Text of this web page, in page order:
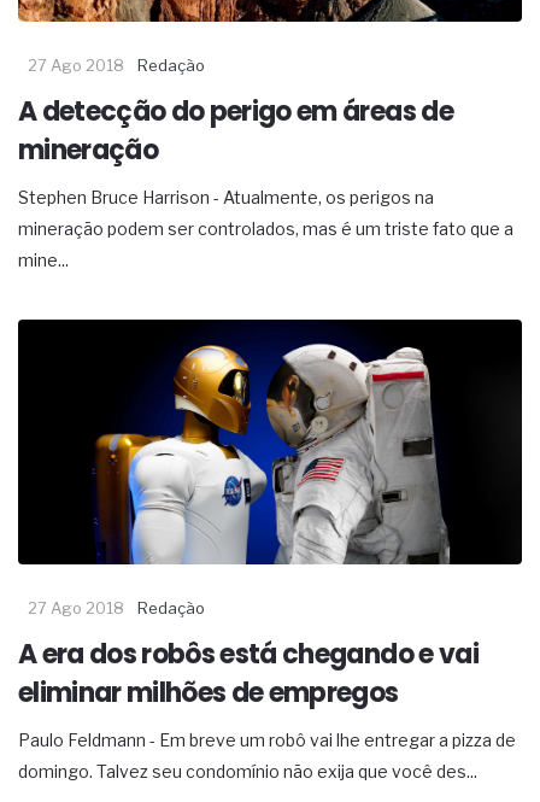
27 Ago 2018 Redação
A detecção do perigo em áreas de
mineração
Stephen Bruce Harrison - Atualmente, os perigos na
mineração podem ser controlados, mas é um triste fato que a
mine...
27 Ago 2018 Redação
A era dos robôs está chegando e vai
eliminar milhões de empregos
Paulo Feldmann - Em breve um robô vai lhe entregar a pizza de
domingo. Talvez seu condomínio não exija que você des...